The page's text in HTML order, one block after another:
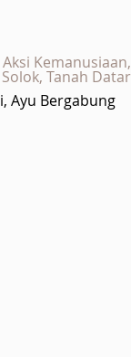
Kemanusiaan,
Solok, Tanah Datar
Ayu Bergabung